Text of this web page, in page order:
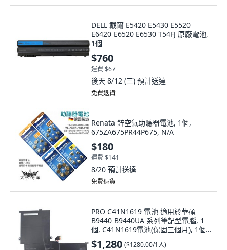
DELL 戴爾 E5420 E5430 E5520
E6420 E6520 E6530 T54FJ 原廠電池,
1個
$760
運費 $67
後天 8/12 (三) 預計送達
免費退貨
Renata 鋅空氣助聽器電池, 1個,
675ZA675PR44P675, N/A
$180
運費 $141
8/20 預計送達
免費退貨
PRO C41N1619 電池 適用於華碩
B9440 B9440UA 系列筆記型電腦, 1
個, C41N1619電池(保固三個月), 1個
裝
$1,280 ($1280.00/1入)